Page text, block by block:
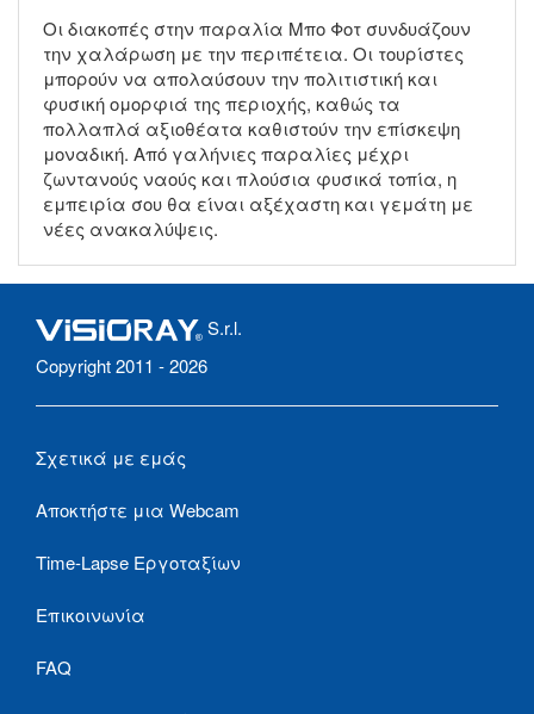
Οι διακοπές στην παραλία Μπο Φοτ συνδυάζουν
την χαλάρωση με την περιπέτεια. Οι τουρίστες
μπορούν να απολαύσουν την πολιτιστική και
φυσική ομορφιά της περιοχής, καθώς τα
πολλαπλά αξιοθέατα καθιστούν την επίσκεψη
μοναδική. Από γαλήνιες παραλίες μέχρι
ζωντανούς ναούς και πλούσια φυσικά τοπία, η
εμπειρία σου θα είναι αξέχαστη και γεμάτη με
νέες ανακαλύψεις.
S.r.l.
Copyright 2011 - 2026
Σχετικά με εμάς
Αποκτήστε μια Webcam
Time-Lapse Εργοταξίων
Επικοινωνία
FAQ